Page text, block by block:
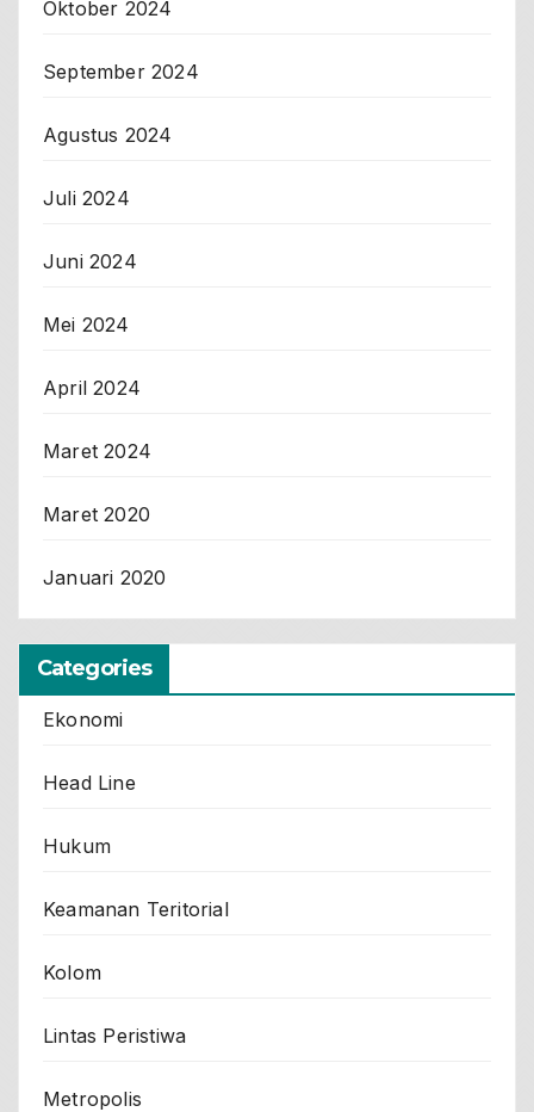
Oktober 2024
September 2024
Agustus 2024
Juli 2024
Juni 2024
Mei 2024
April 2024
Maret 2024
Maret 2020
Januari 2020
Categories
Ekonomi
Head Line
Hukum
Keamanan Teritorial
Kolom
Lintas Peristiwa
Metropolis